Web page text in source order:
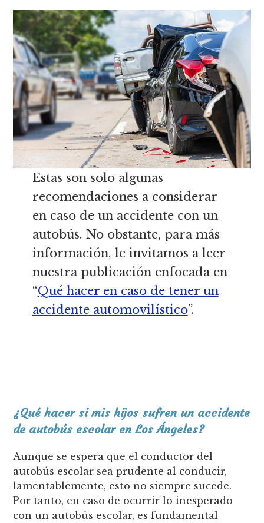
Estas son solo algunas
recomendaciones a considerar
en caso de un accidente con un
autobús. No obstante, para más
información, le invitamos a leer
nuestra publicación enfocada en
“Qué hacer en caso de tener un
accidente automovilístico”.
¿Qué hacer si mis hijos sufren un accidente
de autobús escolar en Los Ángeles?
Aunque se espera que el conductor del
autobús escolar sea prudente al conducir,
lamentablemente, esto no siempre sucede.
Por tanto, en caso de ocurrir lo inesperado
con un autobús escolar, es fundamental